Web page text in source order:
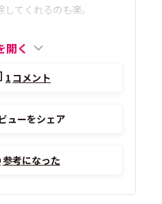
てくれるのも楽。
開く
1 コメント
ューをシェア
参考になった